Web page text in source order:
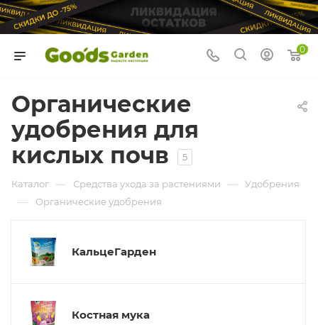
0
Органические
удобрения для
кислых почв
5
Каталог — Средства ухода за растениями — Удобрения
— Органические удобрения
КальцеГарден
Костная мука